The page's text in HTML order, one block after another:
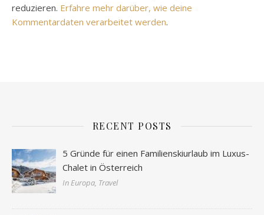
reduzieren. Erfahre mehr darüber, wie deine
Kommentardaten verarbeitet werden.
RECENT POSTS
5 Gründe für einen Familienskiurlaub im Luxus-
Chalet in Österreich
In Europa, Travel